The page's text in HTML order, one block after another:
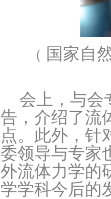
（ 国家自
会上，与会
告，介绍了流
点。此外，针
委领导与专家
外流体力学的
学学科今后的